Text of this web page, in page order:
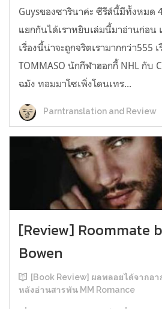
Guysของซารินาค่ะ ซีรีส์นี้มีทั้งหมด
แยกกันได้เราหยิบเล่มนี้มาอ่านก่อน
เรื่องนี้น่าจะถูกจริตเรามากกว่า555
TOMMASO นักกีฬาฮอกกี้ NHL กับ
ฉมัง ทอมมาโซเพิ่งโดนเทร...
Parntranslation and Review
[Review] Roommate
Bowen
[Book Review] ผลพลอยได้จากอ
หลังอ่านสารพัน MM Romance